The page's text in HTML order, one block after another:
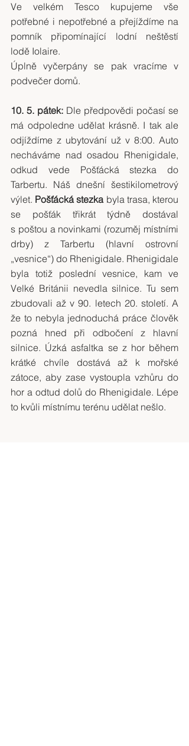
Ve velkém Tesco kupujeme vše
potřebné i nepotřebné a přejíždíme na
pomník připomínající lodní neštěstí
lodě Iolaire.
Úplně vyčerpány se pak vracíme v
podvečer domů.
10. 5. pátek: Dle předpovědi počasí se
má odpoledne udělat krásně. I tak ale
odjíždíme z ubytování už v 8:00. Auto
necháváme nad osadou Rhenigidale,
odkud vede Pošťácká stezka do
Tarbertu. Náš dnešní šestikilometrový
výlet. Pošťácká stezka byla trasa, kterou
se pošťák třikrát týdně dostával
s poštou a novinkami (rozuměj místními
drby) z Tarbertu (hlavní ostrovní
„vesnice“) do Rhenigidale. Rhenigidale
byla totiž poslední vesnice, kam ve
Velké Británii nevedla silnice. Tu sem
zbudovali až v 90. letech 20. století. A
že to nebyla jednoduchá práce člověk
pozná hned při odbočení z hlavní
silnice. Úzká asfaltka se z hor během
krátké chvíle dostává až k mořské
zátoce, aby zase vystoupla vzhůru do
hor a odtud dolů do Rhenigidale. Lépe
to kvůli místnímu terénu udělat nešlo.